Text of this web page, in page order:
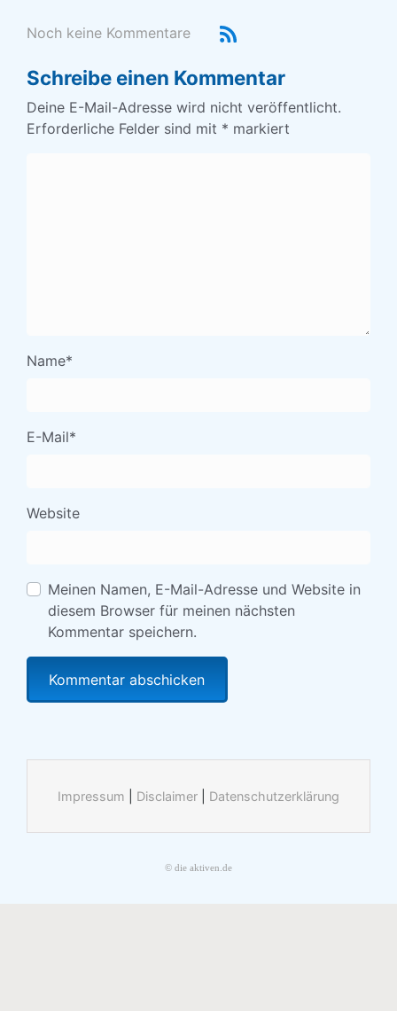
Noch keine Kommentare
Schreibe einen Kommentar
Deine E-Mail-Adresse wird nicht veröffentlicht.
Erforderliche Felder sind mit * markiert
Name*
E-Mail*
Website
Meinen Namen, E-Mail-Adresse und Website in
diesem Browser für meinen nächsten
Kommentar speichern.
Impressum Disclaimer Datenschutzerklärung
© die aktiven.de